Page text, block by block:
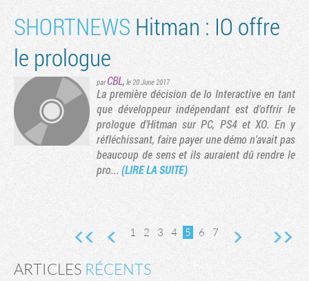
SHORTNEWS Hitman : IO offre
le prologue
parCBL, le 20 June 2017
La première décision de Io Interactive en tant
que développeur indépendant est d'offrir le
prologue d'Hitman sur PC, PS4 et XO. En y
réfléchissant, faire payer une démo n'avait pas
beaucoup de sens et ils auraient dû rendre le
pro... (LIRE LA SUITE)
1 2 3 4 5 6 7
ARTICLES RÉCENTS